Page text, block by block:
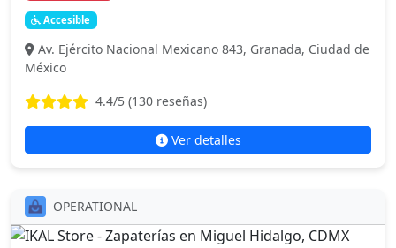
Accesible
Av. Ejército Nacional Mexicano 843, Granada, Ciudad de
México
4.4/5 (130 reseñas)
Ver detalles
OPERATIONAL